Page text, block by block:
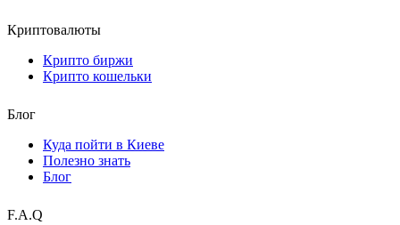
Криптовалюты
Крипто биржи
Крипто кошельки
Блог
Куда пойти в Киеве
Полезно знать
Блог
F.A.Q